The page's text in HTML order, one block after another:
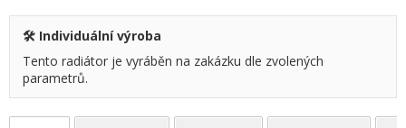
🛠️ Individuální výroba
Tento radiátor je vyráběn na zakázku dle zvolených
parametrů.